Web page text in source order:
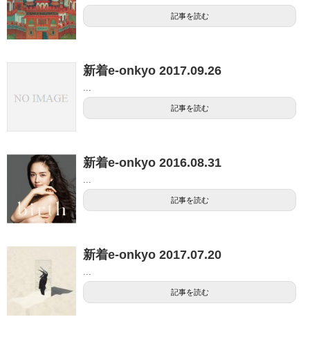
記事を読む
新着e-onkyo 2017.09.26
記事を読む
新着e-onkyo 2016.08.31
記事を読む
新着e-onkyo 2017.07.20
記事を読む